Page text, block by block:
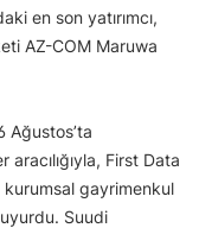
en son yatırımcı,
AZ-COM Maruwa
Ağustos’ta
First Data
kurumsal gayrimenkul
Suudi